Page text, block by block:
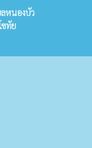
หนองบัว
ขทัย